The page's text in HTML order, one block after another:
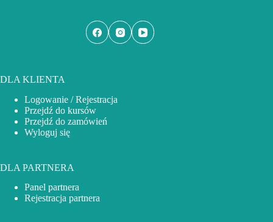
DLA KLIENTA
Logowanie / Rejestracja
Przejdź do kursów
Przejdź do zamówień
Wyloguj się
DLA PARTNERA
Panel partnera
Rejestracja partnera